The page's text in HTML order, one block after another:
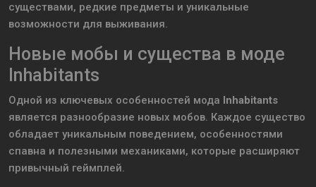
существами, редкие предметы и уникальные
возможности для выживания.
Новые мобы и существа в моде
Inhabitants
Одной из ключевых особенностей мода Inhabitants
является разнообразие новых мобов. Каждое существо
обладает уникальным поведением, особенностями
спавна и полезными механиками, которые расширяют
привычный геймплей.